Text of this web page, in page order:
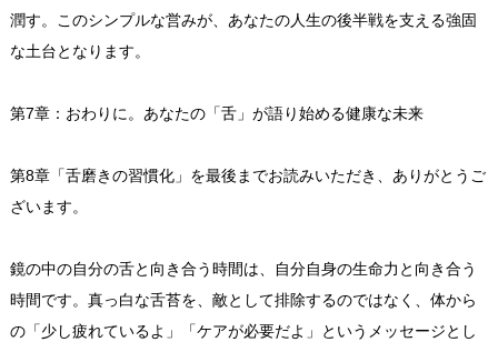
潤す。このシンプルな営みが、あなたの人生の後半戦を支える強固
な土台となります。
第7章：おわりに。あなたの「舌」が語り始める健康な未来
第8章「舌磨きの習慣化」を最後までお読みいただき、ありがとうご
ざいます。
鏡の中の自分の舌と向き合う時間は、自分自身の生命力と向き合う
時間です。真っ白な舌苔を、敵として排除するのではなく、体から
の「少し疲れているよ」「ケアが必要だよ」というメッセージとし